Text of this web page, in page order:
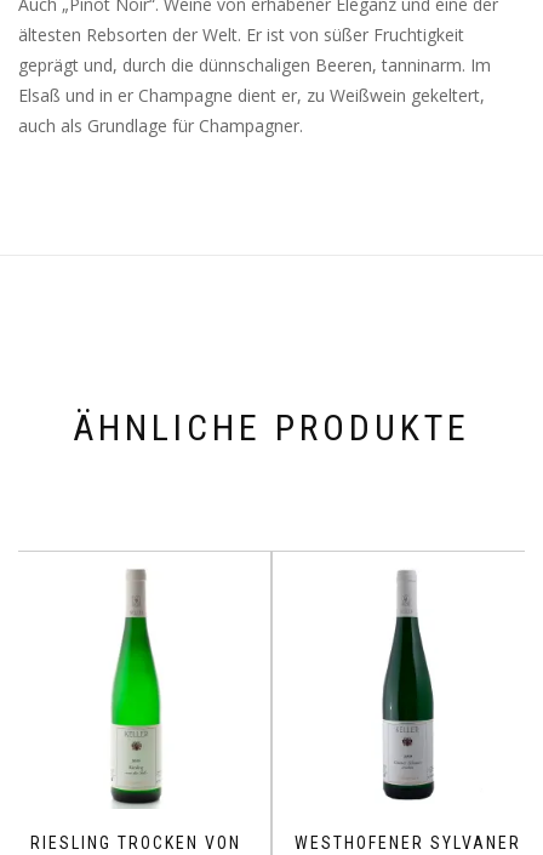
Auch „Pinot Noir“. Weine von erhabener Eleganz und eine der
ältesten Rebsorten der Welt. Er ist von süßer Fruchtigkeit
geprägt und, durch die dünnschaligen Beeren, tanninarm. Im
Elsaß und in er Champagne dient er, zu Weißwein gekeltert,
auch als Grundlage für Champagner.
ÄHNLICHE PRODUKTE
RIESLING TROCKEN VON
WESTHOFENER SYLVANER